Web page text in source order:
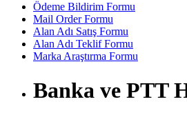
Ödeme Bildirim Formu
Mail Order Formu
Alan Adı Satış Formu
Alan Adı Teklif Formu
Marka Araştırma Formu
Banka ve PTT